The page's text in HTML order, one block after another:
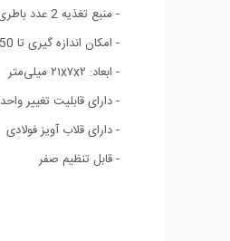
- منبع تغذیه 2 عدد باطری نیم قلمی
- امکان اندازه گیری تا 50 کیلوگرم
- ابعاد: ۲۱x۷x۲ میلی‌متر
- دارای قابلیت تغییر واحد
- دارای قلاب آویز فولادی
- قابل تنظیم صفر